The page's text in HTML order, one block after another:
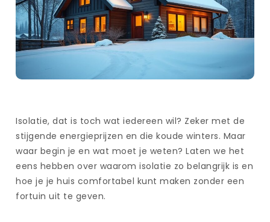
Isolatie, dat is toch wat iedereen wil? Zeker met de
stijgende energieprijzen en die koude winters. Maar
waar begin je en wat moet je weten? Laten we het
eens hebben over waarom isolatie zo belangrijk is en
hoe je je huis comfortabel kunt maken zonder een
fortuin uit te geven.